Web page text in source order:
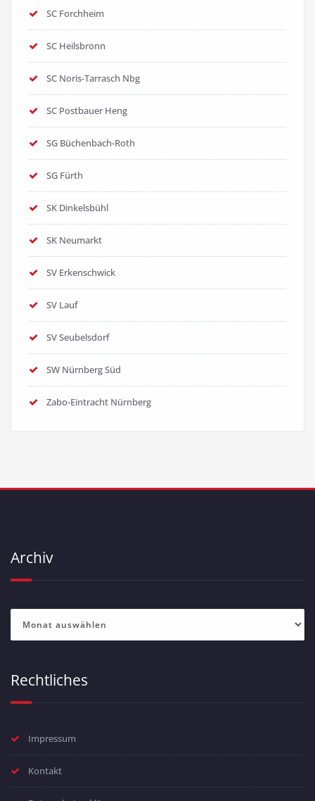
SC Forchheim
SC Heilsbronn
SC Noris-Tarrasch Nbg
SC Postbauer Heng
SG Büchenbach-Roth
SG Fürth
SK Dinkelsbühl
SK Neumarkt
SV Erkenschwick
SV Lauf
SV Seubelsdorf
SW Nürnberg Süd
Zabo-Eintracht Nürnberg
Archiv
Rechtliches
Impressum
Kontakt